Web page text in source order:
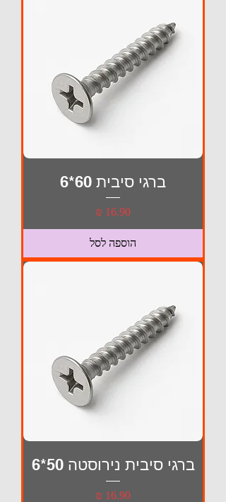
ברגי סיבית 60*6
מחיר
הוספה לסל
ברגי סיבית נירוסטה 50*6
מחיר